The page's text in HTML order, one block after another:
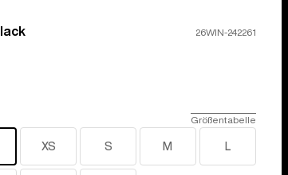
26WIN-242261
Größentabelle
XS S M